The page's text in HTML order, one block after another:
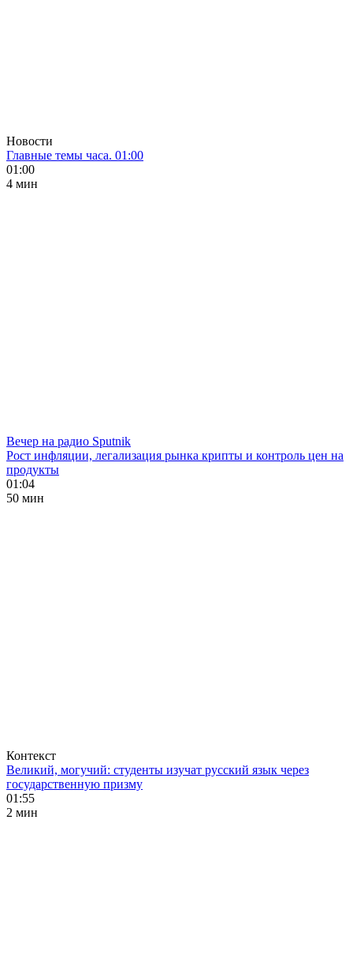
Новости
Главные темы часа. 01:00
01:00
4 мин
Вечер на радио Sputnik
Рост инфляции, легализация рынка крипты и контроль цен на
продукты
01:04
50 мин
Контекст
Великий, могучий: студенты изучат русский язык через
государственную призму
01:55
2 мин